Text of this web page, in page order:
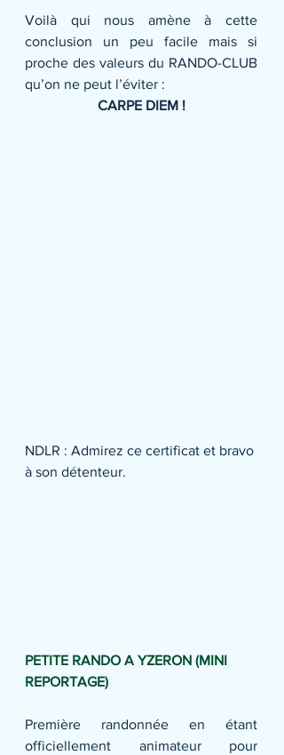
Voilà qui nous amène à cette
conclusion un peu facile mais si
proche des valeurs du RANDO-CLUB
qu’on ne peut l’éviter :
CARPE DIEM !
NDLR : Admirez ce certificat et bravo
à son détenteur.
PETITE RANDO A YZERON (MINI
REPORTAGE)
Première randonnée en étant
officiellement animateur pour